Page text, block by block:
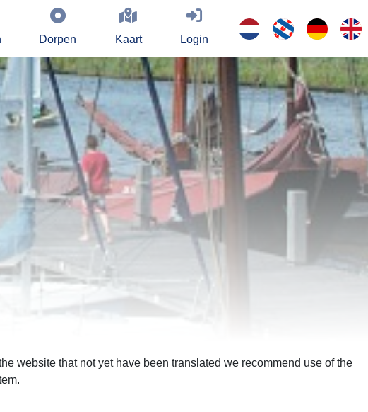
Dorpen Kaart Login
website that not yet have been translated we recommend use of the